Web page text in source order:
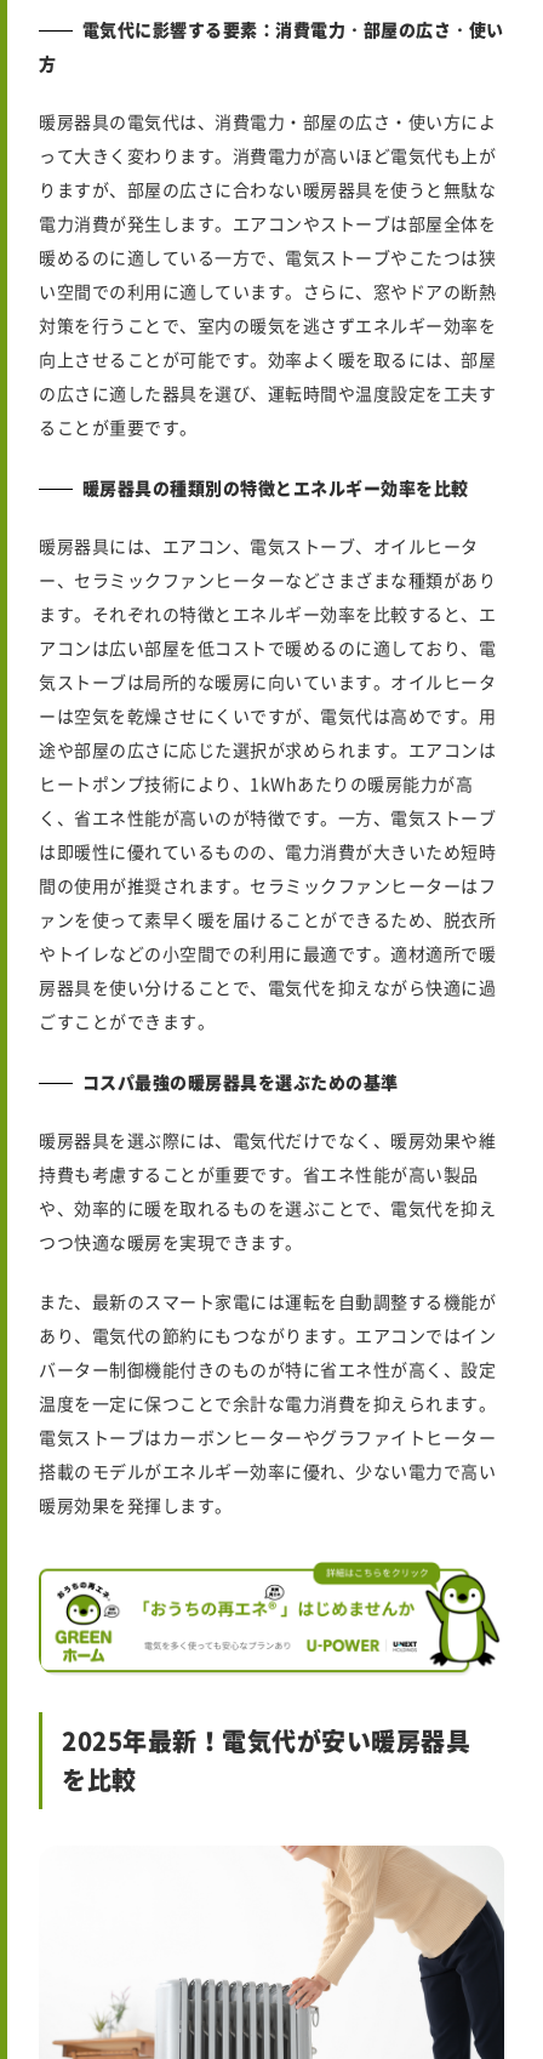
電気代に影響する要素：消費電力・部屋の広さ・使い
方
暖房器具の電気代は、消費電力・部屋の広さ・使い方によ
って大きく変わります。消費電力が高いほど電気代も上が
りますが、部屋の広さに合わない暖房器具を使うと無駄な
電力消費が発生します。エアコンやストーブは部屋全体を
暖めるのに適している一方で、電気ストーブやこたつは狭
い空間での利用に適しています。さらに、窓やドアの断熱
対策を行うことで、室内の暖気を逃さずエネルギー効率を
向上させることが可能です。効率よく暖を取るには、部屋
の広さに適した器具を選び、運転時間や温度設定を工夫す
ることが重要です。
暖房器具の種類別の特徴とエネルギー効率を比較
暖房器具には、エアコン、電気ストーブ、オイルヒータ
ー、セラミックファンヒーターなどさまざまな種類があり
ます。それぞれの特徴とエネルギー効率を比較すると、エ
アコンは広い部屋を低コストで暖めるのに適しており、電
気ストーブは局所的な暖房に向いています。オイルヒータ
ーは空気を乾燥させにくいですが、電気代は高めです。用
途や部屋の広さに応じた選択が求められます。エアコンは
ヒートポンプ技術により、1kWhあたりの暖房能力が高
く、省エネ性能が高いのが特徴です。一方、電気ストーブ
は即暖性に優れているものの、電力消費が大きいため短時
間の使用が推奨されます。セラミックファンヒーターはフ
ァンを使って素早く暖を届けることができるため、脱衣所
やトイレなどの小空間での利用に最適です。適材適所で暖
房器具を使い分けることで、電気代を抑えながら快適に過
ごすことができます。
コスパ最強の暖房器具を選ぶための基準
暖房器具を選ぶ際には、電気代だけでなく、暖房効果や維
持費も考慮することが重要です。省エネ性能が高い製品
や、効率的に暖を取れるものを選ぶことで、電気代を抑え
つつ快適な暖房を実現できます。
また、最新のスマート家電には運転を自動調整する機能が
あり、電気代の節約にもつながります。エアコンではイン
バーター制御機能付きのものが特に省エネ性が高く、設定
温度を一定に保つことで余計な電力消費を抑えられます。
電気ストーブはカーボンヒーターやグラファイトヒーター
搭載のモデルがエネルギー効率に優れ、少ない電力で高い
暖房効果を発揮します。
2025年最新！電気代が安い暖房器具
を比較